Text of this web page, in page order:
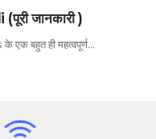
जानकारी )
बहुत ही महत्वपूर्ण…